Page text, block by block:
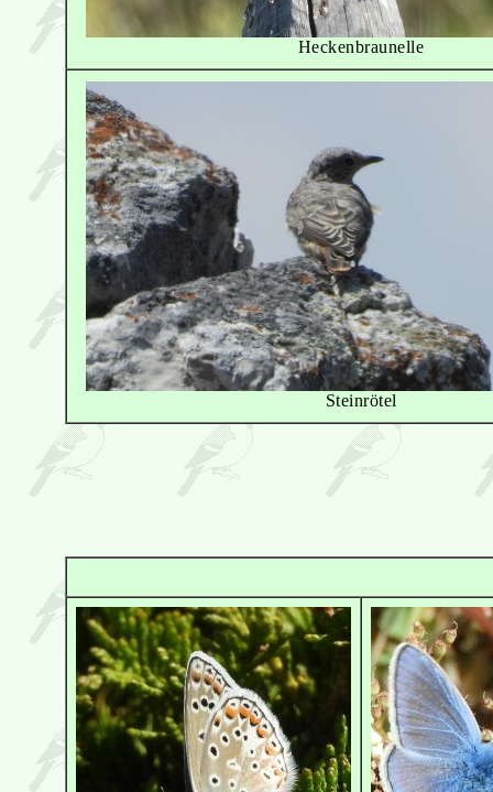
Heckenbraunelle
Steinrötel